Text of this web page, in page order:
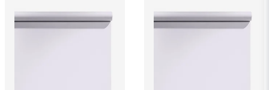
Ja, ni får publicera min fråga